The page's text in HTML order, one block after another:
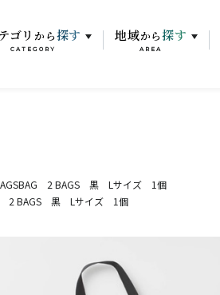
ゴリ から 探す
CATEGORY
地域から 探す
AREA
2 BAGS 黒 Lサイズ 1個
2 BAGS 黒 Lサイズ 1個